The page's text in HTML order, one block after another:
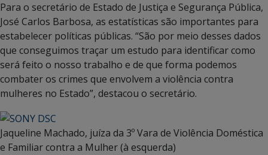
Para o secretário de Estado de Justiça e Segurança Pública,
José Carlos Barbosa, as estatísticas são importantes para
estabelecer políticas públicas. “São por meio desses dados
que conseguimos traçar um estudo para identificar como
será feito o nosso trabalho e de que forma podemos
combater os crimes que envolvem a violência contra
mulheres no Estado”, destacou o secretário.
Jaqueline Machado, juíza da 3º Vara de Violência Doméstica
e Familiar contra a Mulher (à esquerda)